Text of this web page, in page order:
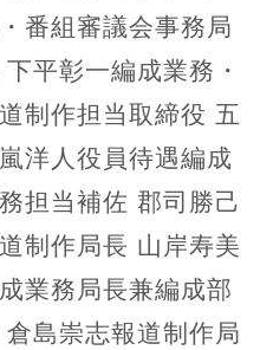
番組審議会事務局
平彰一編成業務・
制作担当取締役 五
洋人役員待遇編成
担当補佐 郡司勝己
制作局長 山岸寿美
業務局長兼編成部
倉島崇志報道制作局